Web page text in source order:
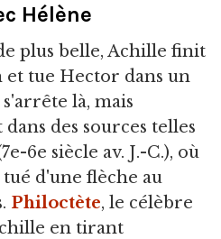
Hélène
plus belle, Achille finit
tue Hector dans un
s'arrête là, mais
des sources telles
6e siècle av. J.-C.), où
d'une flèche au
Philoctète, le célèbre
en tirant